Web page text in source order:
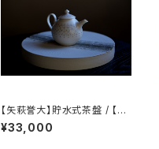
【矢萩誉大】貯水式茶盤 / 【Ta
kahiro Yahagi】Water-Res
ervoir Tea Tray
¥33,000